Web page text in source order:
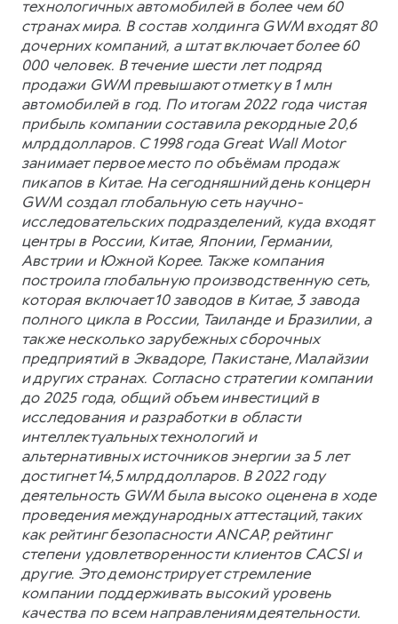
технологичных автомобилей в более чем 60
странах мира. В состав холдинга GWM входят 80
дочерних компаний, а штат включает более 60
000 человек. В течение шести лет подряд
продажи GWM превышают отметку в 1 млн
автомобилей в год. По итогам 2022 года чистая
прибыль компании составила рекордные 20,6
млрд долларов. С 1998 года Great Wall Motor
занимает первое место по объёмам продаж
пикапов в Китае. На сегодняшний день концерн
GWM создал глобальную сеть научно-
исследовательских подразделений, куда входят
центры в России, Китае, Японии, Германии,
Австрии и Южной Корее. Также компания
построила глобальную производственную сеть,
которая включает 10 заводов в Китае, 3 завода
полного цикла в России, Таиланде и Бразилии, а
также несколько зарубежных сборочных
предприятий в Эквадоре, Пакистане, Малайзии
и других странах. Согласно стратегии компании
до 2025 года, общий объем инвестиций в
исследования и разработки в области
интеллектуальных технологий и
альтернативных источников энергии за 5 лет
достигнет 14,5 млрд долларов. В 2022 году
деятельность GWM была высоко оценена в ходе
проведения международных аттестаций, таких
как рейтинг безопасности ANCAP, рейтинг
степени удовлетворенности клиентов CACSI и
другие. Это демонстрирует стремление
компании поддерживать высокий уровень
качества по всем направлениям деятельности.